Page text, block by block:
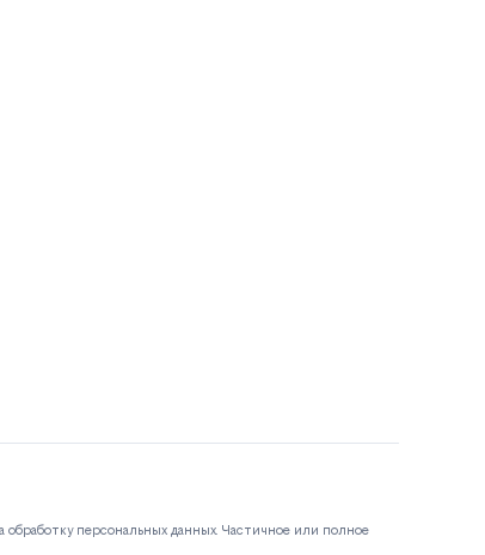
персональных данных. Частичное или полное